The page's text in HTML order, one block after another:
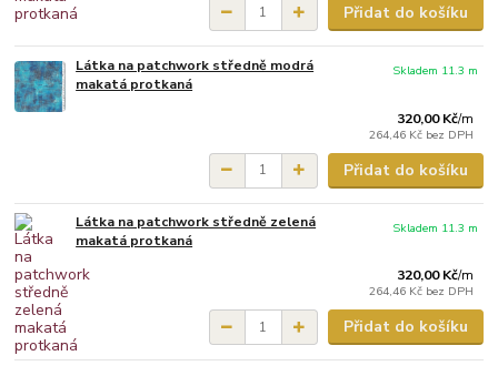
Přidat do košíku
Látka na patchwork středně modrá
makatá protkaná
320,00 Kč/m
264,46 Kč bez DPH
Skladem 11.3 m
Přidat do košíku
Látka na patchwork středně zelená
makatá protkaná
320,00 Kč/m
264,46 Kč bez DPH
Skladem 11.3 m
Přidat do košíku